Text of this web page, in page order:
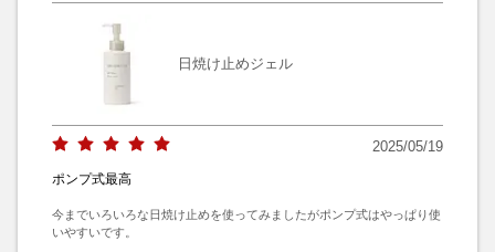
日焼け止めジェル
2025/05/19
ポンプ式最高
今までいろいろな日焼け止めを使ってみましたがポンプ式はやっぱり使
いやすいです。